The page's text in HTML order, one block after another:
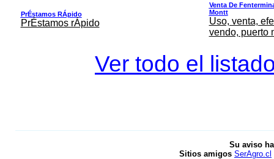
PrÉstamos RÁpido
PrÉstamos rÁpido
Venta De
Montt
Uso, venta,
vendo, puerto
Ver todo el
Su aviso
Sitios amigos SerAgro.cl